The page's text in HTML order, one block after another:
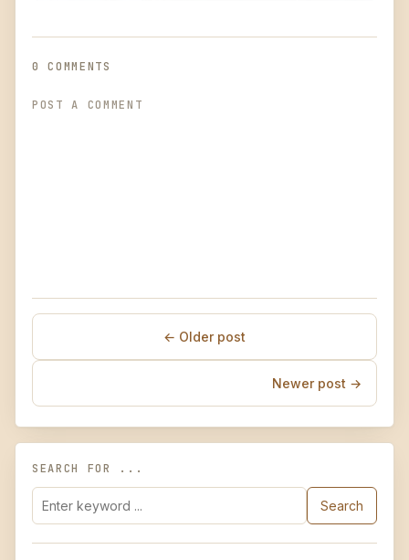
0 COMMENTS
POST A COMMENT
← Older post
Newer post →
SEARCH FOR ...
Search